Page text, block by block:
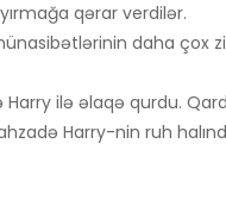
qərar verdilər.
daha çox
ilə əlaqə qurdu.
Harry-nin ruh